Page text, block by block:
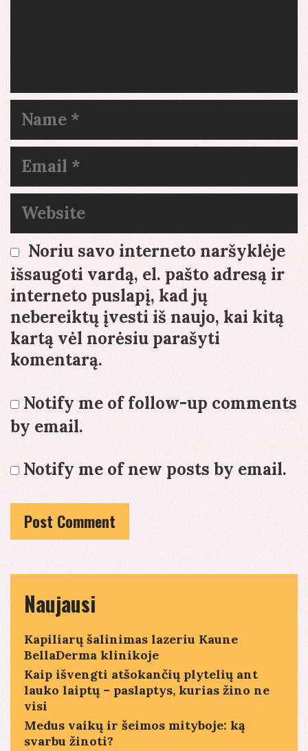
Name
Email
Website
Noriu savo interneto naršyklėje
išsaugoti vardą, el. pašto adresą ir
interneto puslapį, kad jų
nebereiktų įvesti iš naujo, kai kitą
kartą vėl norėsiu parašyti
komentarą.
Notify me of follow-up comments
by email.
Notify me of new posts by email.
Naujausi
Kapiliarų šalinimas lazeriu Kaune
BellaDerma klinikoje
Kaip išvengti atšokančių plytelių ant
lauko laiptų – paslaptys, kurias žino ne
visi
Medus vaikų ir šeimos mityboje: ką
svarbu žinoti?